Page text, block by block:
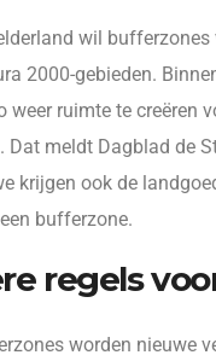
wil
2000-gebieden.
weer ruimte te creëren
Dat meldt Dagblad de
krijgen ook de
bufferzone.
regels
worden nieuwe